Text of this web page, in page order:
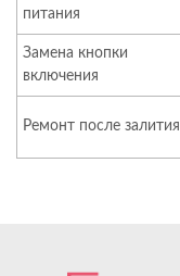
питания
Замена кнопки
включения
Ремонт после залития